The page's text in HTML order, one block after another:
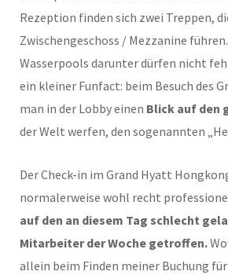
Rezeption finden sich zwei Treppen,
Zwischengeschoss / Mezzanine
Wasserpools darunter dürfen nicht
ein kleiner Funfact: beim Besuch des
man in der Lobby einen Blick auf den
der Welt werfen, den sogenannten
Der Check-in im Grand Hyatt
normalerweise wohl recht
auf den an diesem Tag schlecht
Mitarbeiter der Woche getroffen.
allein beim Finden meiner Buchung